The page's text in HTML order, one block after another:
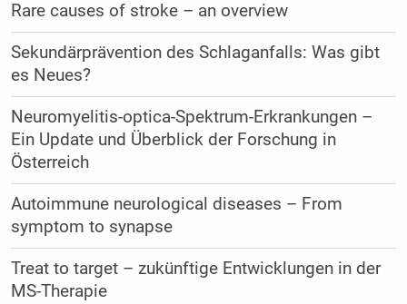
Rare causes of stroke – an overview
Sekundärprävention des Schlaganfalls: Was gibt
es Neues?
Neuromyelitis-optica-Spektrum-Erkrankungen –
Ein Update und Überblick der Forschung in
Österreich
Autoimmune neurological diseases – From
symptom to synapse
Treat to target – zukünftige Entwicklungen in der
MS-Therapie